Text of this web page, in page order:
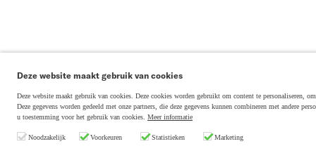
Deze website maakt gebruik van cookies
Deze website maakt gebruik van cookies. Deze cookies worden gebruikt om content te personaliseren,
Deze gegevens worden gedeeld met onze partners, die deze gegevens kunnen combineren met andere
u toestemming voor het gebruik van cookies. Meer informatie
Noodzakelijk Voorkeuren Statistieken Marketing